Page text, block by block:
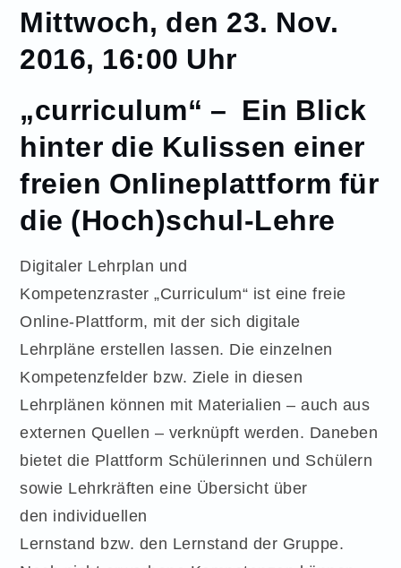
Mittwoch, den 23. Nov.
2016, 16:00 Uhr
„curriculum“ – Ein Blick
hinter die Kulissen einer
freien Onlineplattform für
die (Hoch)schul-Lehre
Digitaler Lehrplan und
Kompetenzraster„Curriculum“ ist eine freie
Online-Plattform, mit der sich digitale
Lehrpläne erstellen lassen. Die einzelnen
Kompetenzfelder bzw. Ziele in diesen
Lehrplänen können mit Materialien – auch aus
externen Quellen – verknüpft werden. Daneben
bietet die Plattform Schülerinnen und Schülern
sowie Lehrkräften eine Übersicht über
den individuellen
Lernstand bzw. den Lernstand der Gruppe.